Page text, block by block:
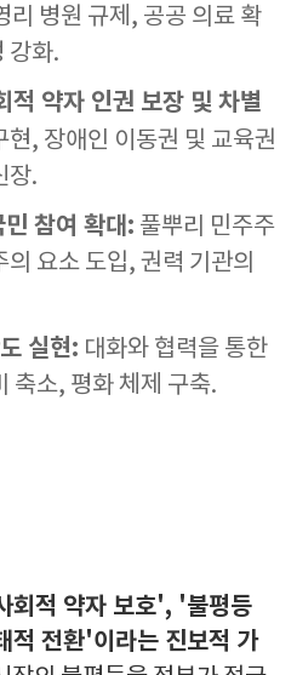
리 병원 규제, 공공 의료 확
강화.
적 약자 인권 보장 및 차별
현, 장애인 이동권 및 교육권
장.
참여 확대: 풀뿌리 민주주
요소 도입, 권력 기관의
실현: 대화와 협력을 통한
축소, 평화 체제 구축.
회적 약자 보호', '불평등
전환'이라는 진보적 가